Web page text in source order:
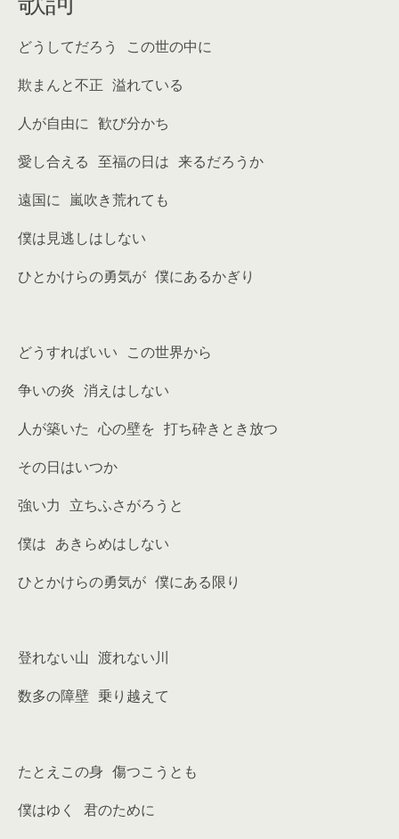
どうしてだろう この世の中に
欺まんと不正 溢れている
人が自由に 歓び分かち
愛し合える 至福の日は 来るだろうか
遠国に 嵐吹き荒れても
僕は見逃しはしない
ひとかけらの勇気が 僕にあるかぎり
どうすればいい この世界から
争いの炎 消えはしない
人が築いた 心の壁を 打ち砕きとき放つ
その日はいつか
強い力 立ちふさがろうと
僕は あきらめはしない
ひとかけらの勇気が 僕にある限り
登れない山 渡れない川
数多の障壁 乗り越えて
たとえこの身 傷つこうとも
僕はゆく 君のために